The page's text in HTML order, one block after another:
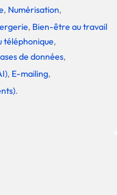
, Numérisation,
, Bien-être au travail
téléphonique,
de données,
, E-mailing,
.